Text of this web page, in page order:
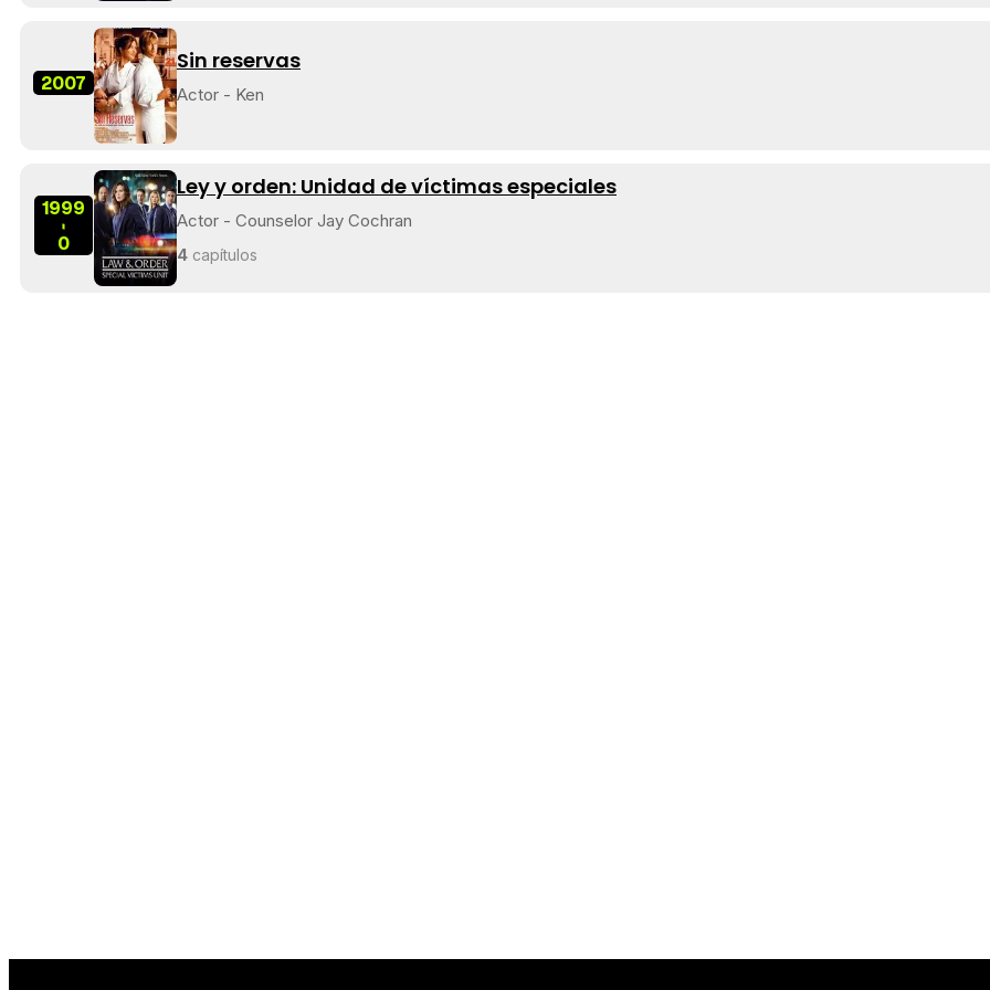
2007
Sin reservas
Actor - Ken
1999
-
0
Ley y orden: Unidad de víctimas especiales
Actor - Counselor Jay Cochran
4 capítulos